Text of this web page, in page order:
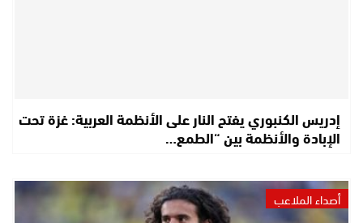
إدريس الكنبوري يفتح النار على الأنظمة العربية: غزة تحت
الإبادة والأنظمة بين “الطمع…
أصداء الملاعب